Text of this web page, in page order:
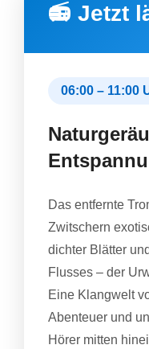
📻 Jetzt
06:00 – 11:00
Das entfernte
Zwitschern
dichter Blätter
Flusses – der
Eine Klangwelt
Abenteuer und
Hörer mitten